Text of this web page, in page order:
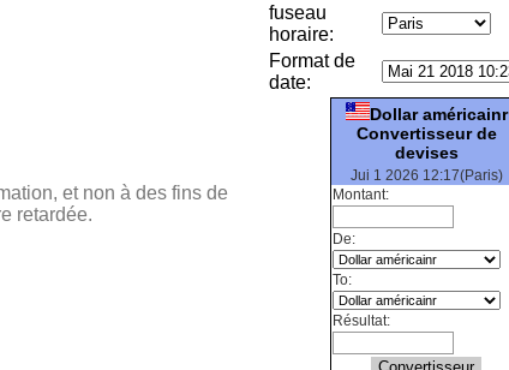
et non à des fins de
retardée.
fuseau
horaire:
Format de
date:
Dollar américainr
Convertisseur de
devises
Jui 1 2026 12:17(Paris)
Montant:
De:
To:
Résultat: